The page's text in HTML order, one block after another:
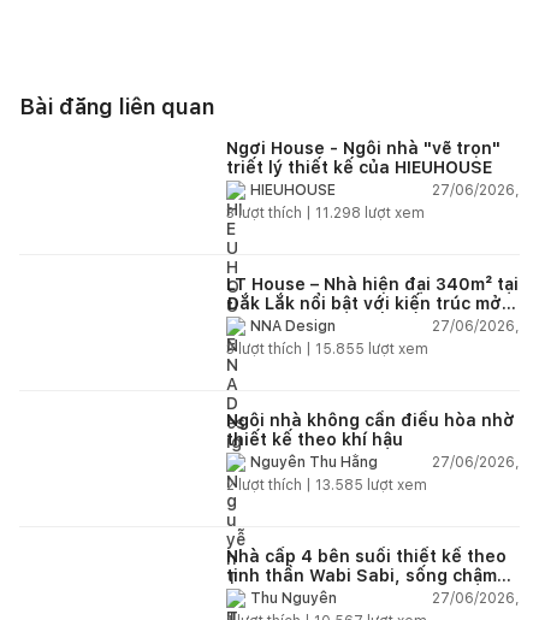
Bài đăng liên quan
Ngơi House - Ngôi nhà "vẽ trọn"
triết lý thiết kế của HIEUHOUSE
HIEUHOUSE
27/06/2026,
3lượt thích | 11.298 lượt xem
LT House – Nhà hiện đại 340m² tại
Đắk Lắk nổi bật với kiến trúc mở
và hệ sân vườn kết nối thiên
nhiên
NNA Design
27/06/2026,
3lượt thích | 15.855 lượt xem
Ngôi nhà không cần điều hòa nhờ
thiết kế theo khí hậu
Nguyễn Thu Hằng
27/06/2026,
2lượt thích | 13.585 lượt xem
Nhà cấp 4 bên suối thiết kế theo
tinh thần Wabi Sabi, sống chậm
giữa thiên nhiên
Thu Nguyễn
27/06/2026,